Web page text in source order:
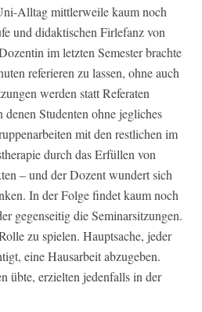
Alltag mittlerweile kaum noch
und didaktischen Firlefanz von
im letzten Semester brachte
referieren zu lassen, ohne auch
werden statt Referaten
Studenten ohne jegliches
mit den restlichen im
durch das Erfüllen von
– und der Dozent wundert sich
In der Folge findet kaum noch
gegenseitig die Seminarsitzungen.
zu spielen. Hauptsache, jeder
eine Hausarbeit abzugeben.
übte, erzielten jedenfalls in der